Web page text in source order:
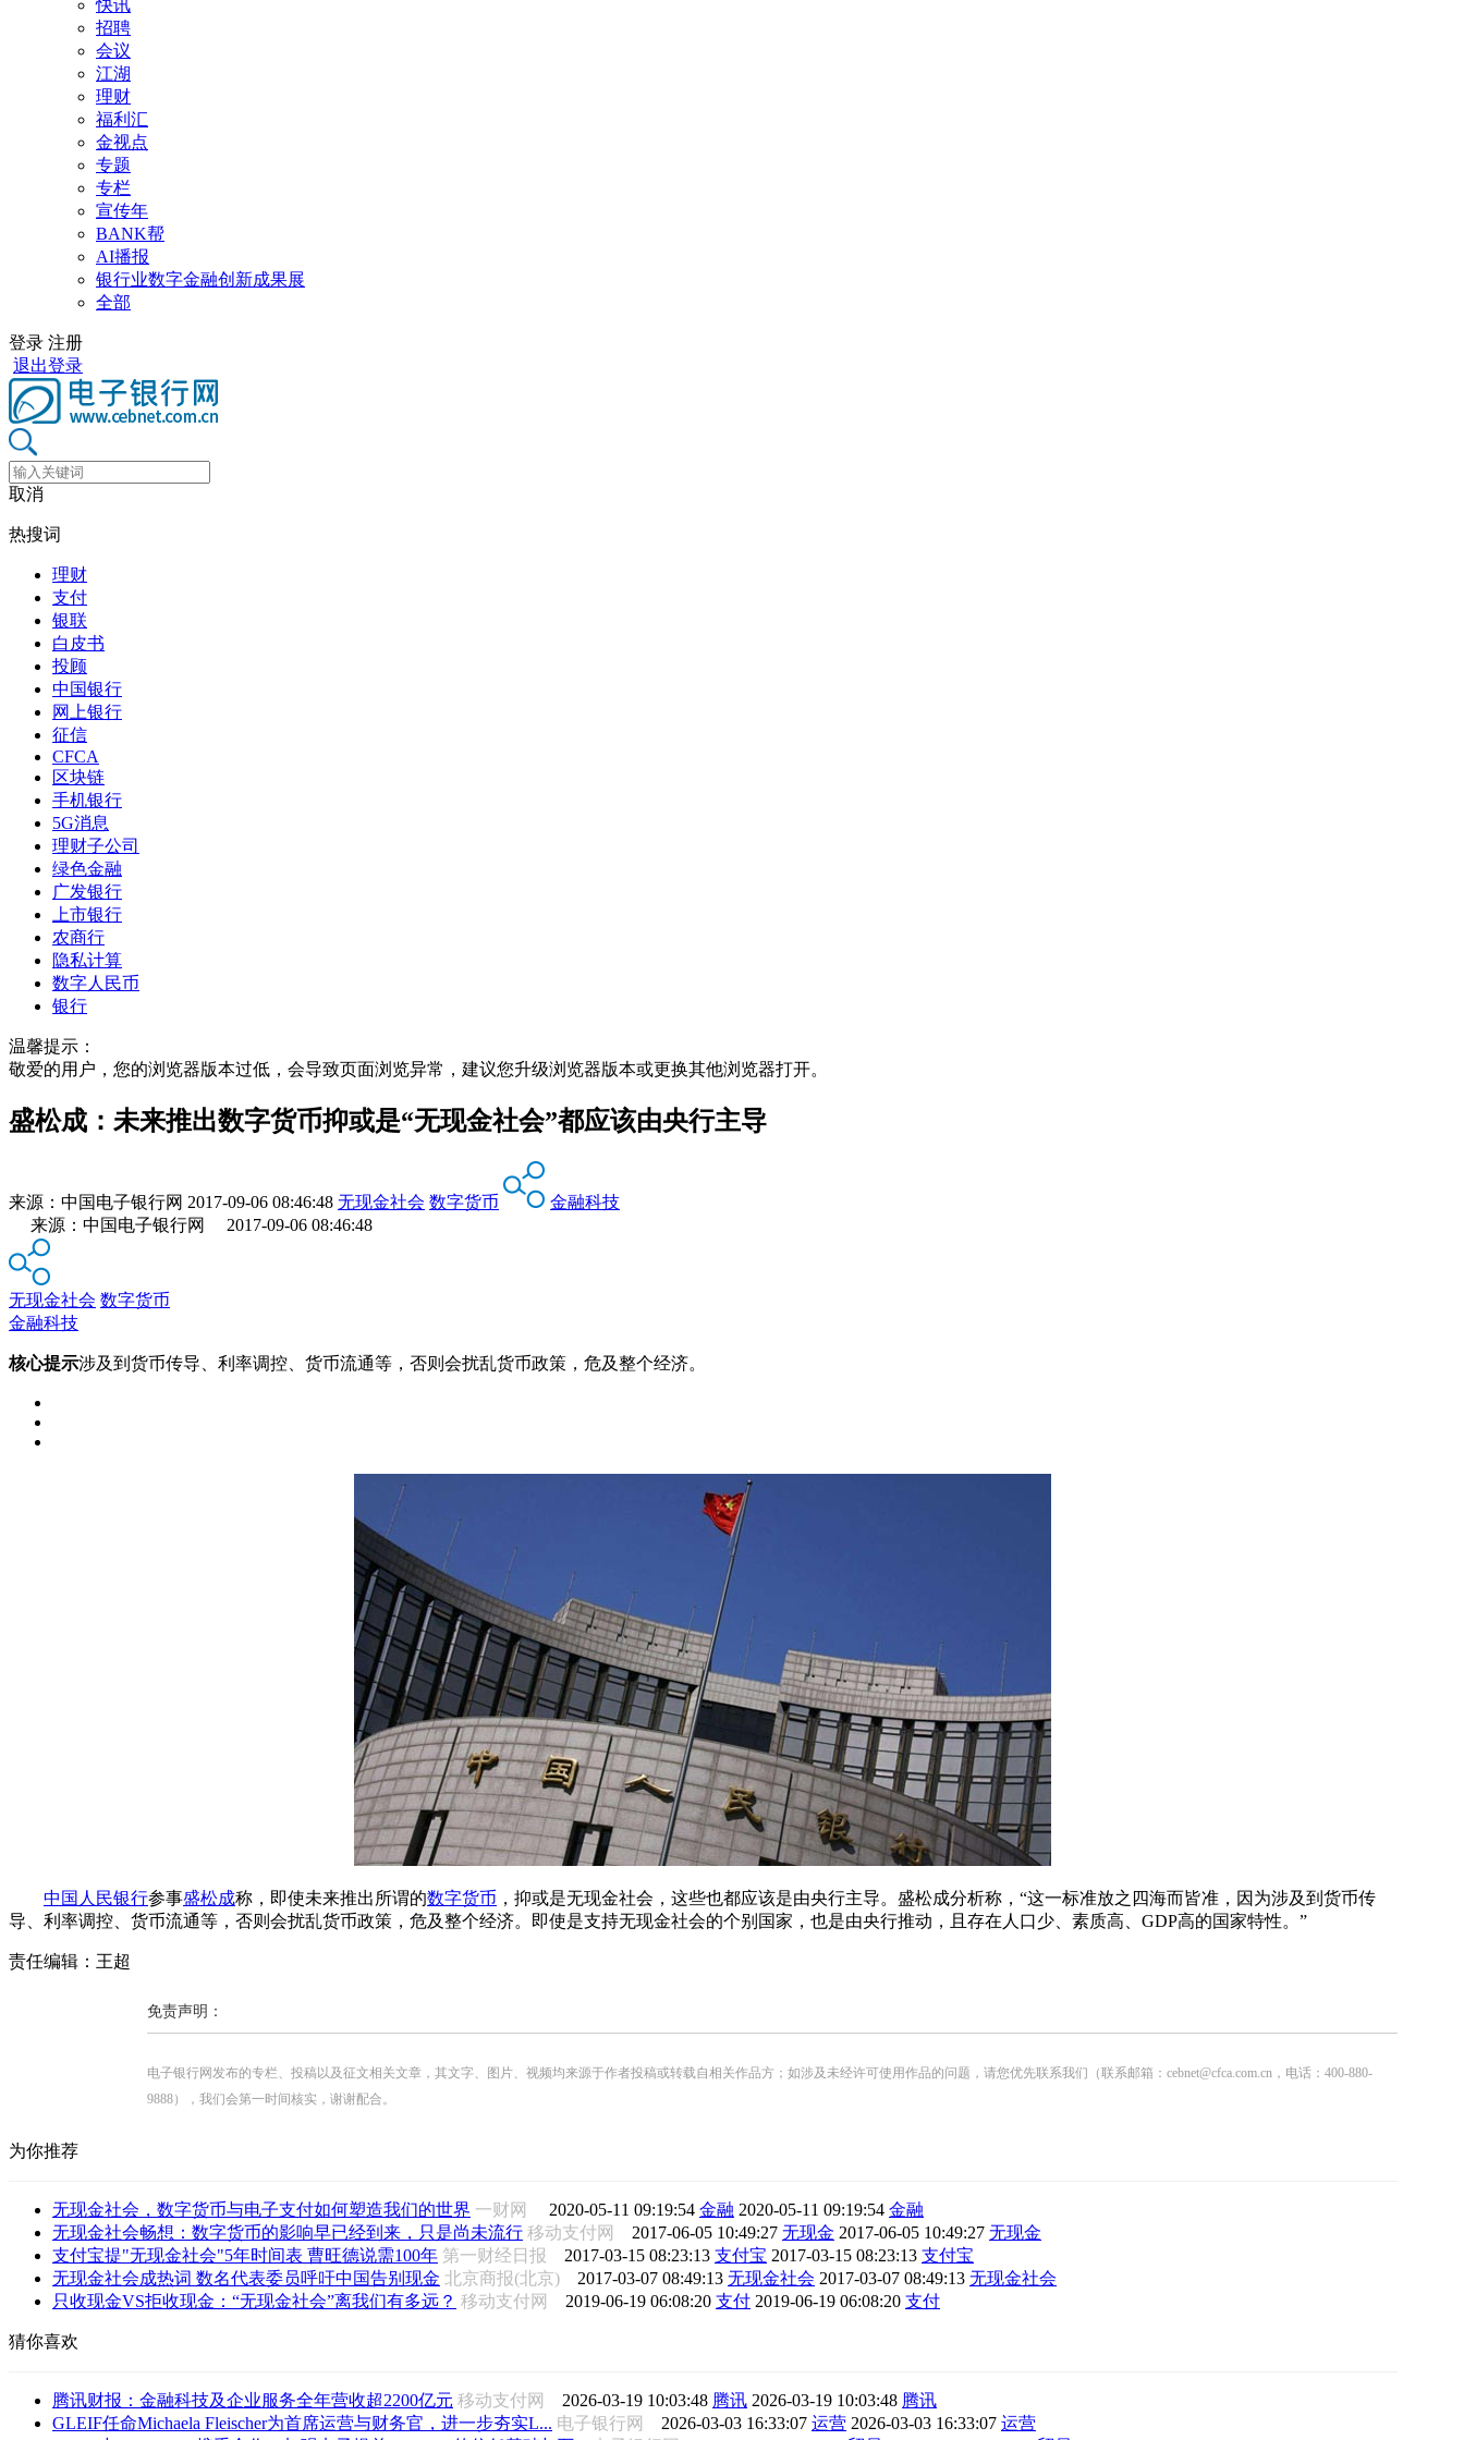
快讯
招聘
会议
江湖
理财
福利汇
金视点
专题
专栏
宣传年
BANK帮
AI播报
银行业数字金融创新成果展
全部
登录 注册
退出登录
取消
热搜词
理财
支付
银联
白皮书
投顾
中国银行
网上银行
征信
CFCA
区块链
手机银行
5G消息
理财子公司
绿色金融
广发银行
上市银行
农商行
隐私计算
数字人民币
银行
温馨提示：
敬爱的用户，您的浏览器版本过低，会导致页面浏览异常，建议您升级浏览器版本或更换其他浏览器打开。
盛松成：未来推出数字货币抑或是“无现金社会”都应该由央行主导
来源： 中国电子银行网 2017-09-06 08:46:48 无现金社会 数字货币
金融科技
来源：中国电子银行网 2017-09-06 08:46:48
无现金社会 数字货币
金融科技
核心提示涉及到货币传导、利率调控、货币流通等，否则会扰乱货币政策，危及整个经济。
中国人民银行参事盛松成称，即使未来推出所谓的数字货币 ，抑或是无现金社会，这些也都应该是由央行主导。盛松成分析称，“这一标准放之四海而皆准，因为涉及到货币传
导、利率调控、货币流通等，否则会扰乱货币政策，危及整个经济。即使是支持无现金社会的个别国家，也是由央行推动，且存在人口少、素质高、GDP高的国家特性。”
责任编辑：王超
免责声明：
电子银行网发布的专栏、投稿以及征文相关文章，其文字、图片、视频均来源于作者投稿或转载自相关作品方；如涉及未经许可使用作品的问题，请您优先联系我们（联系邮箱：cebnet@cfca.com.cn，电话：400-880-
9888），我们会第一时间核实，谢谢配合。
为你推荐
无现金社会，数字货币与电子支付如何塑造我们的世界 一财网 2020-05-11 09:19:54 金融 2020-05-11 09:19:54 金融
无现金社会畅想：数字货币的影响早已经到来，只是尚未流行 移动支付网 2017-06-05 10:49:27 无现金 2017-06-05 10:49:27 无现金
支付宝提"无现金社会"5年时间表 曹旺德说需100年 第一财经日报 2017-03-15 08:23:13 支付宝 2017-03-15 08:23:13 支付宝
无现金社会成热词 数名代表委员呼吁中国告别现金 北京商报(北京) 2017-03-07 08:49:13 无现金社会 2017-03-07 08:49:13 无现金社会
只收现金VS拒收现金：“无现金社会”离我们有多远？ 移动支付网 2019-06-19 06:08:20 支付 2019-06-19 06:08:20 支付
猜你喜欢
腾讯财报：金融科技及企业服务全年营收超2200亿元 移动支付网 2026-03-19 10:03:48 腾讯 2026-03-19 10:03:48 腾讯
GLEIF任命Michaela Fleischer为首席运营与财务官，进一步夯实L... 电子银行网 2026-03-03 16:33:07 运营 2026-03-03 16:33:07 运营